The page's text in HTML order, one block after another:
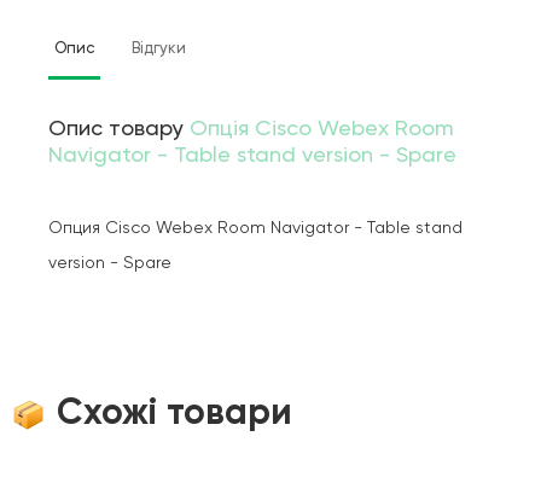
Опис Відгуки
Опис товару Опція Cisco Webex Room
Navigator - Table stand version - Spare
Опция Cisco Webex Room Navigator - Table stand
version - Spare
Схожі товари